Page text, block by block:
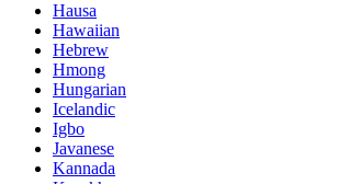
Hausa
Hawaiian
Hebrew
Hmong
Hungarian
Icelandic
Igbo
Javanese
Kannada